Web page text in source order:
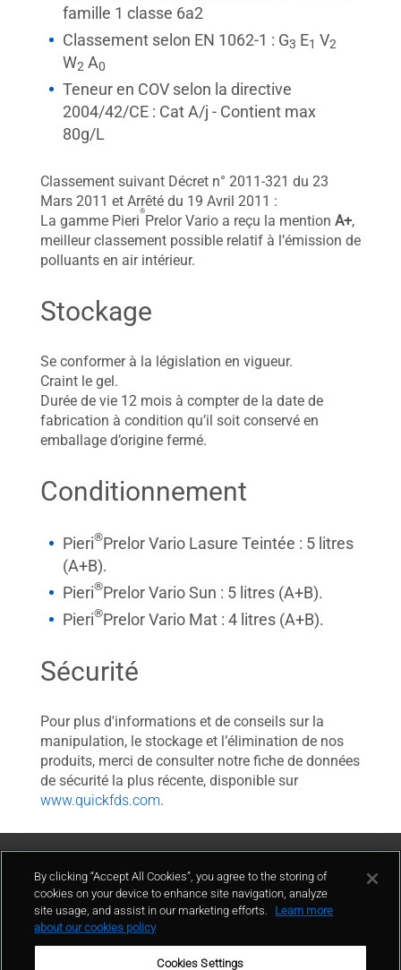
famille 1 classe 6a2
Classement selon EN 1062-1 : G3 E1 V2
W2 A0
Teneur en COV selon la directive
2004/42/CE : Cat A/j - Contient max
80g/L
Classement suivant Décret n° 2011-321 du 23
Mars 2011 et Arrêté du 19 Avril 2011 :
La gamme Pieri
®
Prelor Vario a reçu la mention A+,
meilleur classement possible relatif à l’émission de
polluants en air intérieur.
Stockage
Se conformer à la législation en vigueur.
Craint le gel.
Durée de vie 12 mois à compter de la date de
fabrication à condition qu’il soit conservé en
emballage d’origine fermé.
Conditionnement
Pieri®Prelor Vario Lasure Teintée : 5 litres
(A+B).
Pieri®Prelor Vario Sun : 5 litres (A+B).
Pieri®Prelor Vario Mat : 4 litres (A+B).
Sécurité
Pour plus d'informations et de conseils sur la
manipulation, le stockage et l’élimination de nos
produits, merci de consulter notre fiche de données
de sécurité la plus récente, disponible sur
www.quickfds.com.
Contact Us
By clicking “Accept All Cookies”, you agree to the storing of
cookies on your device to enhance site navigation, analyze
site usage, and assist in our marketing efforts.
Learn more
about our cookies policy
Cookies Settings